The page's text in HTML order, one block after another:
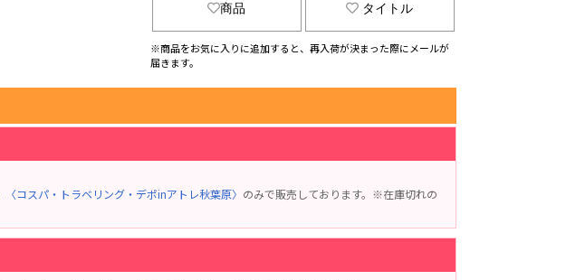
商品 タイトル
※商品をお気に入りに追加すると、再入荷が決まった際にメールが
届きます。
〈コスパ・トラベリング・デポinアトレ秋葉原〉 のみで販売しております。※在庫切れの